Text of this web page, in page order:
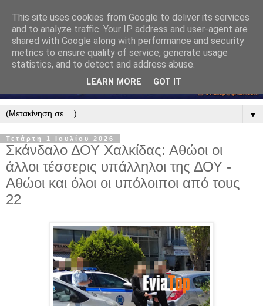
▼
Τετάρτη 1 Ιουλίου 2026
Σκάνδαλο ΔΟΥ Χαλκίδας: Αθώοι οι
άλλοι τέσσερις υπάλληλοι της ΔΟΥ -
Αθώοι και όλοι οι υπόλοιποι από τους
22
This site uses cookies from Google to deliver its services
and to analyze traffic. Your IP address and user-agent are
shared with Google along with performance and security
metrics to ensure quality of service, generate usage
statistics, and to detect and address abuse.
LEARN MORE GOT IT